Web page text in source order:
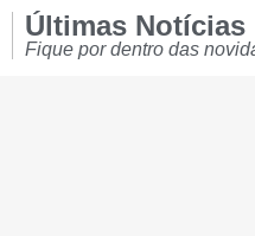
Últimas Notícias
Fique por dentro das